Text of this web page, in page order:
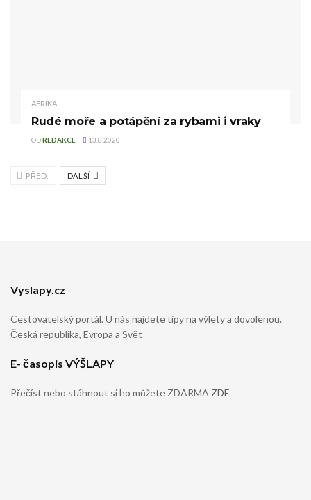
AFRIKA
Rudé moře a potápění za rybami i vraky
ODREDAKCE 13.8.2020
PŘED. DALŠÍ
Vyslapy.cz
Cestovatelský portál. U nás najdete tipy na výlety a dovolenou.
Česká republika, Evropa a Svět
E- časopis VÝŠLAPY
Přečíst nebo stáhnout si ho můžete ZDARMA ZDE